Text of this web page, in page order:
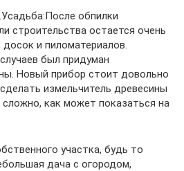
обпилки
строительства остается очень
и пиломатериалов.
был придуман
Новый прибор стоит довольно
измельчитель древесины
как может показаться на
участка, будь то
дача с огородом,